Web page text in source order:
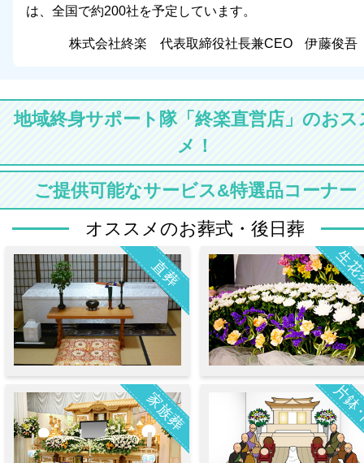
は、全国で約200社を予定しています。
株式会社終楽 代表取締役社長兼CEO 伊藤俊吾
地域終身サポート隊「終楽直営店」のおス
メ！
ご提供可能なサービス&特選品コーナー
オススメのお葬式・後日葬
直葬 生
家族葬 片